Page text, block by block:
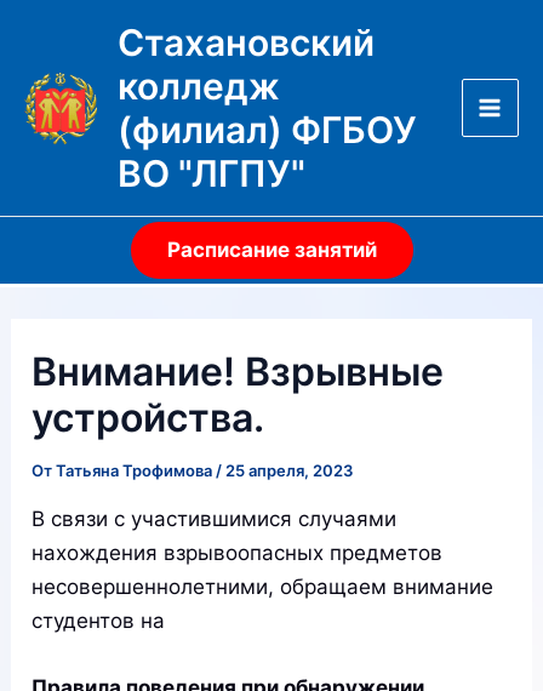
содержимому
Стахановский
колледж
(филиал) ФГБОУ
ВО "ЛГПУ"
Расписание занятий
Внимание! Взрывные
устройства.
ОтТатьяна Трофимова / 25 апреля, 2023
В связи с участившимися случаями
нахождения взрывоопасных предметов
несовершеннолетними, обращаем внимание
студентов на